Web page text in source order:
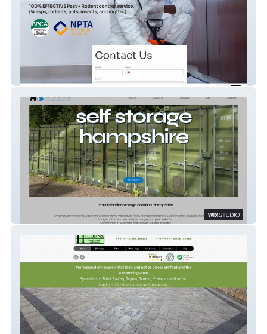
Ridit 2025
Hampshire Storage